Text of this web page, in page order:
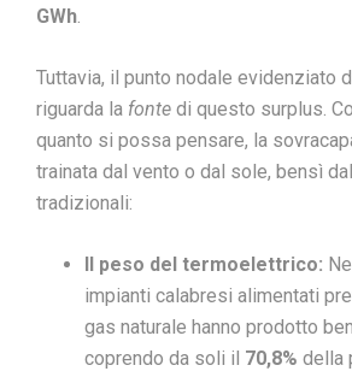
GWh.
Tuttavia, il punto nodale evidenziato
riguarda la fonte di questo surplus.
quanto si possa pensare, la
trainata dal vento o dal sole, bensì
tradizionali:
Il peso del termoelettrico:
impianti calabresi alimentati
gas naturale hanno prodotto ben
coprendo da soli il 70,8% della